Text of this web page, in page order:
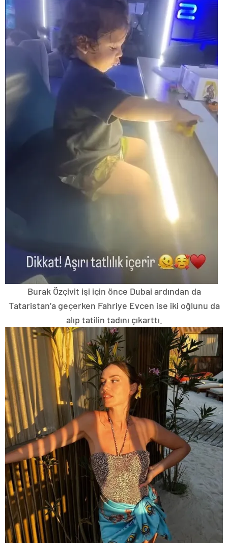
Burak Özçivit işi için önce Dubai ardından da
Tataristan’a geçerken Fahriye Evcen ise iki oğlunu da
alıp tatilin tadını çıkarttı.